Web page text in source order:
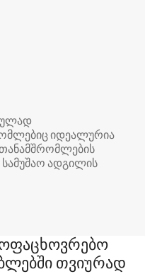
იდეალურია
სამუშაო ადგილის
თვიურად